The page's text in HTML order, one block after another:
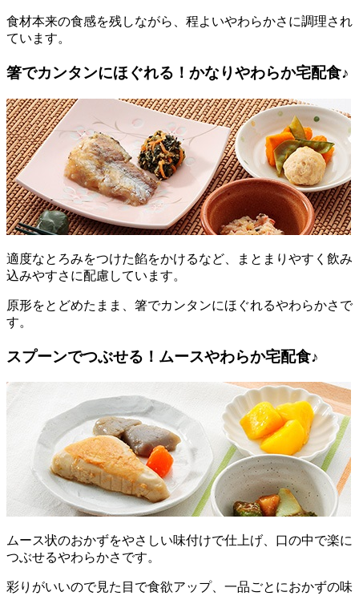
食材本来の食感を残しながら、程よいやわらかさに調理され
ています。
箸でカンタンにほぐれる！かなりやわらか宅配食♪
適度なとろみをつけた餡をかけるなど、まとまりやすく飲み
込みやすさに配慮しています。
原形をとどめたまま、箸でカンタンにほぐれるやわらかさで
す。
スプーンでつぶせる！ムースやわらか宅配食♪
ムース状のおかずをやさしい味付けで仕上げ、口の中で楽に
つぶせるやわらかさです。
彩りがいいので見た目で食欲アップ、一品ごとにおかずの味